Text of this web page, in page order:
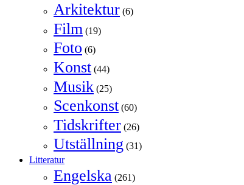
Arkitektur (6)
Film (19)
Foto (6)
Konst (44)
Musik (25)
Scenkonst (60)
Tidskrifter (26)
Utställning (31)
Litteratur
Engelska (261)